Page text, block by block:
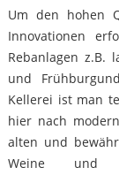
Um den hohen
Innovationen
Rebanlagen z.B.
und
Kellerei ist man
hier nach
alten und
Weine und